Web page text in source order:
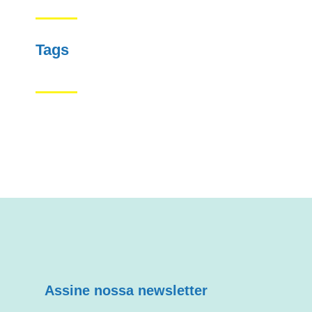
Tags
Assine nossa newsletter